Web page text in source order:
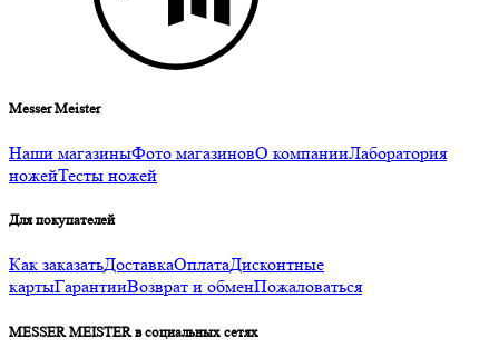
Messer Meister
Наши магазиныФото магазиновО компанииЛаборатория
ножейТесты ножей
Для покупателей
Как заказатьДоставкаОплатаДисконтные
картыГарантииВозврат и обменПожаловаться
MESSER MEISTER в социальных сетях